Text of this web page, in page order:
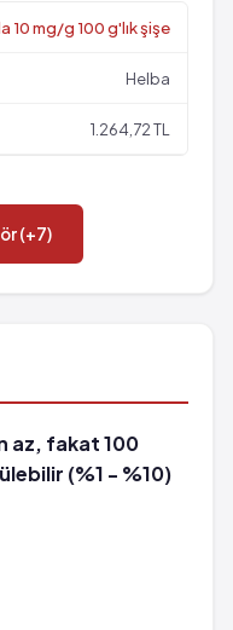
10 mg/g 100 g'lık şişe
Helba
1.264,72 TL
(+7)
az, fakat 100
(%1 - %10)